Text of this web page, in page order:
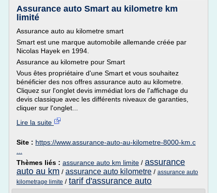
Assurance auto Smart au kilometre km
limité
Assurance auto au kilometre smart
Smart est une marque automobile allemande créée par
Nicolas Hayek en 1994.
Assurance au kilometre pour Smart
Vous êtes propriétaire d'une Smart et vous souhaitez
bénéficier des nos offres assurance auto au kilometre.
Cliquez sur l'onglet devis immédiat lors de l'affichage du
devis classique avec les différents niveaux de garanties,
cliquer sur l'onglet...
Lire la suite
Site : https://www.assurance-auto-au-kilometre-8000-km.c
Thèmes liés : assurance auto km limite / assurance
auto au km / assurance auto kilometre / assurance auto
kilometrage limite / tarif d'assurance auto